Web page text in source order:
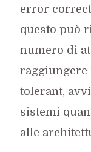
error
questo può
numero di
tolerant,
sistemi
alle